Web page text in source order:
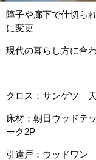
障子や廊下で仕切ら
に変更
現代の暮らし方に合
クロス：サンゲツ
床材：朝日ウッド
ーク2P
引違戸：ウッドワ